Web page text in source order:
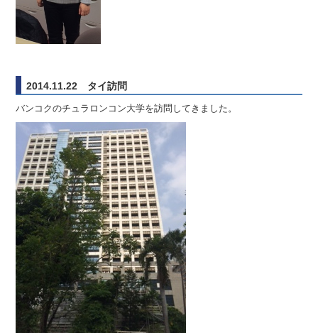
2014.11.22 タイ訪問
バンコクのチュラロンコン大学を訪問してきました。